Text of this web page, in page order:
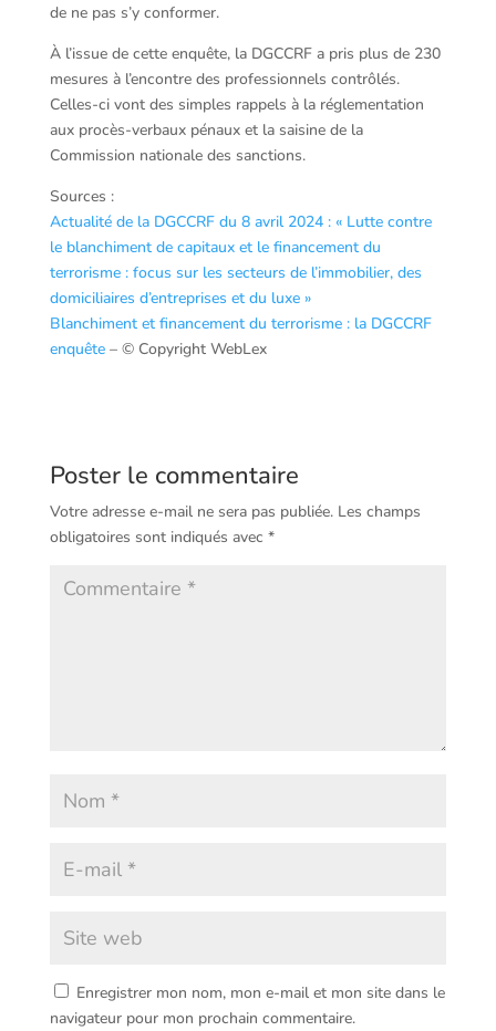
de ne pas s’y conformer.
À l’issue de cette enquête, la DGCCRF a pris plus de 230
mesures à l’encontre des professionnels contrôlés.
Celles-ci vont des simples rappels à la réglementation
aux procès-verbaux pénaux et la saisine de la
Commission nationale des sanctions.
Sources :
Actualité de la DGCCRF du 8 avril 2024 : « Lutte contre
le blanchiment de capitaux et le financement du
terrorisme : focus sur les secteurs de l’immobilier, des
domiciliaires d’entreprises et du luxe »
Blanchiment et financement du terrorisme : la DGCCRF
enquête– © Copyright WebLex
Poster le commentaire
Votre adresse e-mail ne sera pas publiée. Les champs
obligatoires sont indiqués avec *
Enregistrer mon nom, mon e-mail et mon site dans le
navigateur pour mon prochain commentaire.